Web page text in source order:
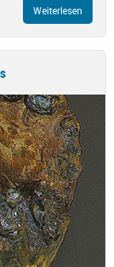
Weiterlesen